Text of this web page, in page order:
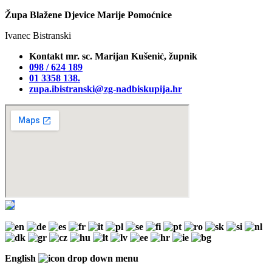
Župa Blažene Djevice Marije Pomoćnice
Ivanec Bistranski
Kontakt mr. sc. Marijan Kušenić, župnik
098 / 624 189
01 3358 138‬.
zupa.ibistranski@zg-nadbiskupija.hr
English